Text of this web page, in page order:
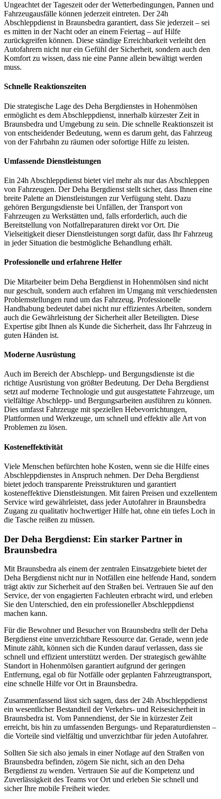
Ungeachtet der Tageszeit oder der Wetterbedingungen, Pannen und
Fahrzeugausfälle können jederzeit eintreten. Der 24h
Abschleppdienst in Braunsbedra garantiert, dass Sie jederzeit – sei
es mitten in der Nacht oder an einem Feiertag – auf Hilfe
zurückgreifen können. Diese ständige Erreichbarkeit verleiht den
Autofahrern nicht nur ein Gefühl der Sicherheit, sondern auch den
Komfort zu wissen, dass nie eine Panne allein bewältigt werden
muss.
Schnelle Reaktionszeiten
Die strategische Lage des Deha Bergdienstes in Hohenmölsen
ermöglicht es dem Abschleppdienst, innerhalb kürzester Zeit in
Braunsbedra und Umgebung zu sein. Die schnelle Reaktionszeit ist
von entscheidender Bedeutung, wenn es darum geht, das Fahrzeug
von der Fahrbahn zu räumen oder sofortige Hilfe zu leisten.
Umfassende Dienstleistungen
Ein 24h Abschleppdienst bietet viel mehr als nur das Abschleppen
von Fahrzeugen. Der Deha Bergdienst stellt sicher, dass Ihnen eine
breite Palette an Dienstleistungen zur Verfügung steht. Dazu
gehören Bergungsdienste bei Unfällen, der Transport von
Fahrzeugen zu Werkstätten und, falls erforderlich, auch die
Bereitstellung von Notfallreparaturen direkt vor Ort. Die
Vielseitigkeit dieser Dienstleistungen sorgt dafür, dass Ihr Fahrzeug
in jeder Situation die bestmögliche Behandlung erhält.
Professionelle und erfahrene Helfer
Die Mitarbeiter beim Deha Bergdienst in Hohenmölsen sind nicht
nur geschult, sondern auch erfahren im Umgang mit verschiedensten
Problemstellungen rund um das Fahrzeug. Professionelle
Handhabung bedeutet dabei nicht nur effizientes Arbeiten, sondern
auch die Gewährleistung der Sicherheit aller Beteiligten. Diese
Expertise gibt Ihnen als Kunde die Sicherheit, dass Ihr Fahrzeug in
guten Händen ist.
Moderne Ausrüstung
Auch im Bereich der Abschlepp- und Bergungsdienste ist die
richtige Ausrüstung von größter Bedeutung. Der Deha Bergdienst
setzt auf moderne Technologie und gut ausgestattete Fahrzeuge, um
vielfältige Abschlepp- und Bergungsarbeiten ausführen zu können.
Dies umfasst Fahrzeuge mit speziellen Hebevorrichtungen,
Plattformen und Werkzeuge, um schnell und effektiv alle Art von
Problemen zu lösen.
Kosteneffektivität
Viele Menschen befürchten hohe Kosten, wenn sie die Hilfe eines
Abschleppdienstes in Anspruch nehmen. Der Deha Bergdienst
bietet jedoch transparente Preisstrukturen und garantiert
kosteneffektive Dienstleistungen. Mit fairen Preisen und exzellentem
Service wird gewährleistet, dass jeder Autofahrer in Braunsbedra
Zugang zu qualitativ hochwertiger Hilfe hat, ohne ein tiefes Loch in
die Tasche reißen zu müssen.
Der Deha Bergdienst: Ein starker Partner in
Braunsbedra
Mit Braunsbedra als einem der zentralen Einsatzgebiete bietet der
Deha Bergdienst nicht nur in Notfällen eine helfende Hand, sondern
trägt aktiv zur Sicherheit auf den Straßen bei. Vertrauen Sie auf den
Service, der von engagierten Fachleuten erbracht wird, und erleben
Sie den Unterschied, den ein professioneller Abschleppdienst
machen kann.
Für die Bewohner und Besucher von Braunsbedra stellt der Deha
Bergdienst eine unverzichtbare Ressource dar. Gerade, wenn jede
Minute zählt, können sich die Kunden darauf verlassen, dass sie
schnell und effizient unterstützt werden. Der strategisch gewählte
Standort in Hohenmölsen garantiert aufgrund der geringen
Entfernung, egal ob für Notfälle oder geplanten Fahrzeugtransport,
eine schnelle Hilfe vor Ort in Braunsbedra.
Zusammenfassend lässt sich sagen, dass der 24h Abschleppdienst
ein wesentlicher Bestandteil der Verkehrs- und Reisesicherheit in
Braunsbedra ist. Vom Pannendienst, der Sie in kürzester Zeit
erreicht, bis hin zu umfassenden Bergungs- und Reparaturdiensten –
die Vorteile sind vielfältig und unverzichtbar für jeden Autofahrer.
Sollten Sie sich also jemals in einer Notlage auf den Straßen von
Braunsbedra befinden, zögern Sie nicht, sich an den Deha
Bergdienst zu wenden. Vertrauen Sie auf die Kompetenz und
Zuverlässigkeit des Teams vor Ort und erleben Sie schnell und
sicher Ihre mobile Freiheit wieder.